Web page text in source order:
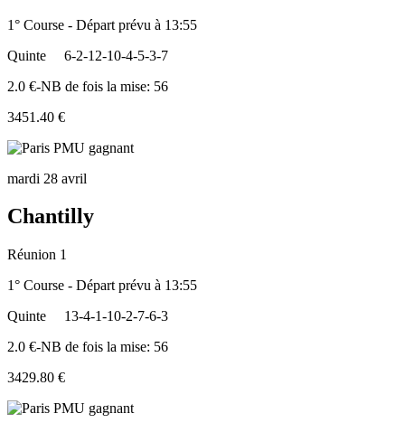
1° Course - Départ prévu à 13:55
Quinte
6-2-12-10-4-5-3-7
2.0 €-NB de fois la mise: 56
3451.40 €
mardi 28 avril
Chantilly
Réunion 1
1° Course - Départ prévu à 13:55
Quinte
13-4-1-10-2-7-6-3
2.0 €-NB de fois la mise: 56
3429.80 €